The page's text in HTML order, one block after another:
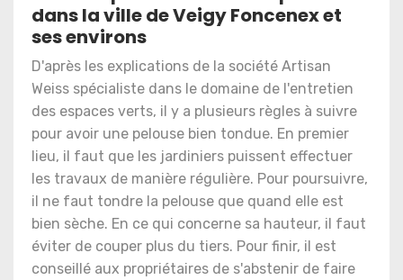
dans la ville de Veigy Foncenex et
ses environs
D'après les explications de la société Artisan
Weiss spécialiste dans le domaine de l'entretien
des espaces verts, il y a plusieurs règles à suivre
pour avoir une pelouse bien tondue. En premier
lieu, il faut que les jardiniers puissent effectuer
les travaux de manière régulière. Pour poursuivre,
il ne faut tondre la pelouse que quand elle est
bien sèche. En ce qui concerne sa hauteur, il faut
éviter de couper plus du tiers. Pour finir, il est
conseillé aux propriétaires de s'abstenir de faire